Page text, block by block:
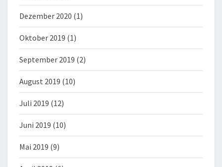
Dezember 2020 (1)
Oktober 2019 (1)
September 2019 (2)
August 2019 (10)
Juli 2019 (12)
Juni 2019 (10)
Mai 2019 (9)